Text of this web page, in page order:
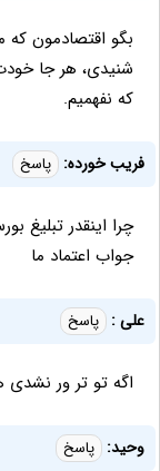
بگو اقتصادمون
شنیدی، هر جا
که نفهمیم.
فریب خورده: پاسخ
چرا اینقدر تبلیغ
جواب اعتماد ما
علی : پاسخ
اگه تو تر ور
وحید: پاسخ